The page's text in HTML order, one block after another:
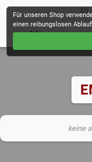
keine
Für unseren Shop
einen reibungslosen